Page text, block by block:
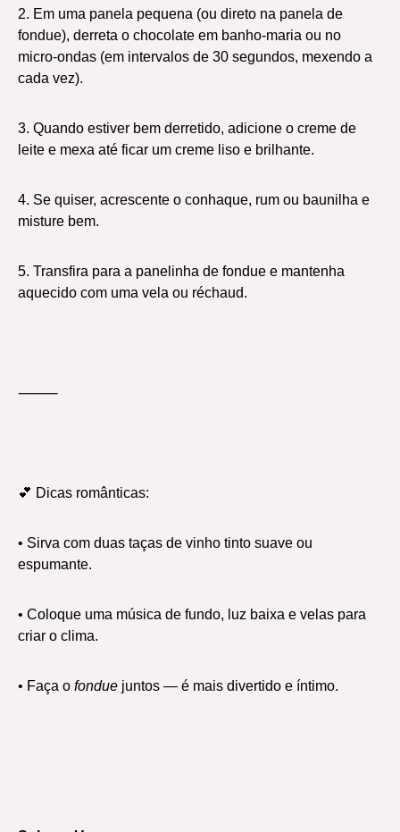
2. Em uma panela pequena (ou direto na panela de
fondue), derreta o chocolate em banho-maria ou no
micro-ondas (em intervalos de 30 segundos, mexendo a
cada vez).
3. Quando estiver bem derretido, adicione o creme de
leite e mexa até ficar um creme liso e brilhante.
4. Se quiser, acrescente o conhaque, rum ou baunilha e
misture bem.
5. Transfira para a panelinha de fondue e mantenha
aquecido com uma vela ou réchaud.
⸻
💕 Dicas românticas:
• Sirva com duas taças de vinho tinto suave ou
espumante.
• Coloque uma música de fundo, luz baixa e velas para
criar o clima.
• Faça o fondue juntos — é mais divertido e íntimo.